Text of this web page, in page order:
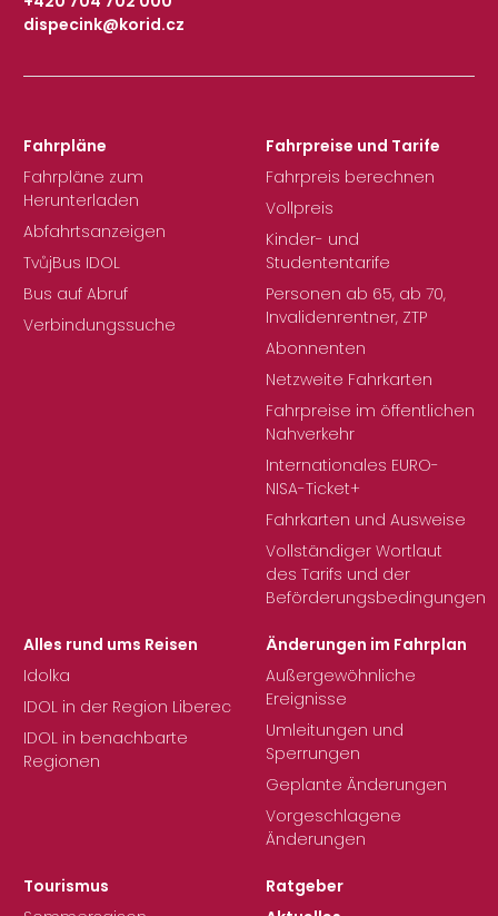
|
dispecink@korid.cz
Fahrpläne
Fahrpläne zum
Herunterladen
Abfahrtsanzeigen
TvůjBus IDOL
Bus auf Abruf
Verbindungssuche
Fahrpreise und Tarife
Fahrpreis berechnen
Vollpreis
Kinder- und
Studententarife
Personen ab 65, ab 70,
Invalidenrentner, ZTP
Abonnenten
Netzweite Fahrkarten
Fahrpreise im öffentlichen
Nahverkehr
Internationales EURO-
NISA-Ticket+
Fahrkarten und Ausweise
Vollständiger Wortlaut
des Tarifs und der
Beförderungsbedingungen
Alles rund ums Reisen
Idolka
IDOL in der Region Liberec
IDOL in benachbarte
Regionen
Änderungen im Fahrplan
Außergewöhnliche
Ereignisse
Umleitungen und
Sperrungen
Geplante Änderungen
Vorgeschlagene
Änderungen
Tourismus
Ratgeber